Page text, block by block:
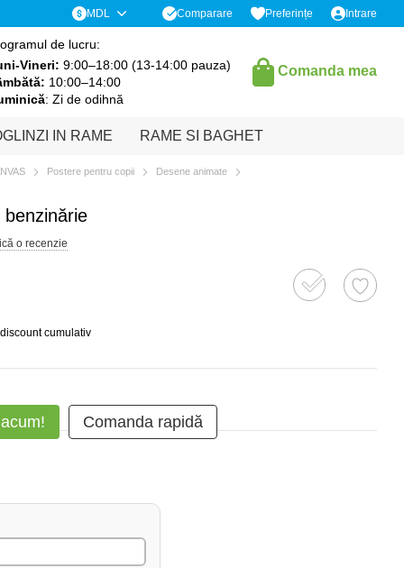
MDL Comparare Preferințe Intrare
de lucru:
Vineri: 9:00–18:00 (13-14:00 pauza)
10:00–14:00
: Zi de odihnă
Comanda mea
IN RAME RAME SI BAGHET
Postere pentru copii
Desene animate
o recenzie
cumulativ
Comanda rapidă